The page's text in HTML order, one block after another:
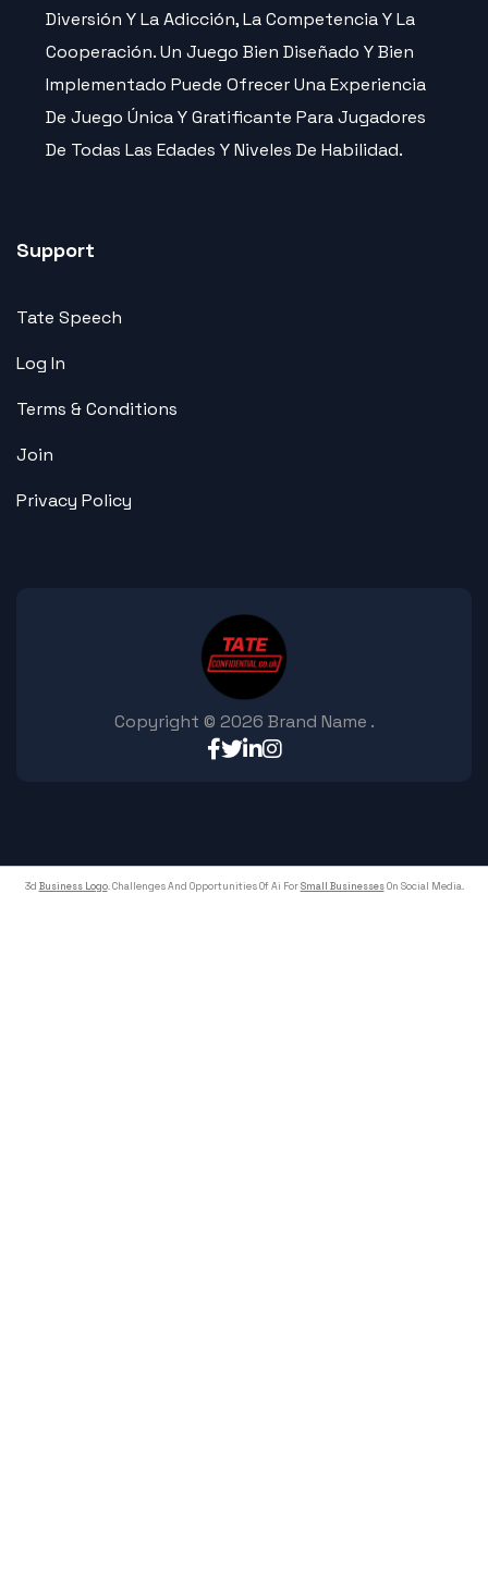
Diversión Y La Adicción, La Competencia Y La
Cooperación. Un Juego Bien Diseñado Y Bien
Implementado Puede Ofrecer Una Experiencia
De Juego Única Y Gratificante Para Jugadores
De Todas Las Edades Y Niveles De Habilidad.
Support
Tate Speech
Log In
Terms & Conditions
Join
Privacy Policy
Copyright © 2026 Brand Name .
3d Business Logo. Challenges And Opportunities Of Ai ForSmall BusinessesOn Social Media.